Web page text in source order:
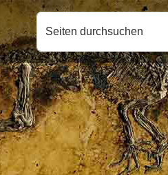
Seiten durchsuchen